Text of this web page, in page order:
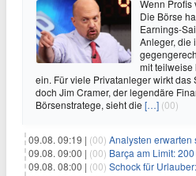
Wenn Profis
Die Börse
Earnings-
Anleger, die
mit teilweise
ein. Für viele Privatanleger wirkt
doch Jim Cramer, der legendäre
Börsenstratege, sieht die […] (00)
09.08. 09:19 | (00) Analysten erwarten stärkste
09.08. 09:00 | (00) Barça am Limit: 200 Millionen Euro in
09.08. 08:00 | (00) Schock für Urlauber: